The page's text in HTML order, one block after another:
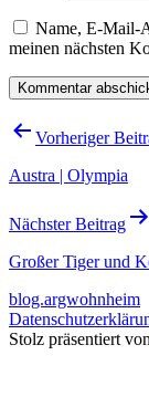
Name, E-Mail-
meinen nächsten
Vorheriger
Austra | Olympia
Nächster Beitrag
Großer Tiger und
blog.argwohnheim
Stolz präsentiert von